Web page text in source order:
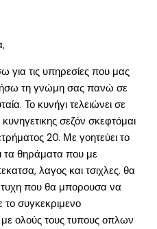
για τις υπηρεσίες που μας
τη γνώμη σας πανώ σε
Το κυνήγι τελειώνει σε
σεζόν σκεφτόμαι
20. Με γοητεύει το
τα θηράματα που με
λαγος και τσιχλες. θα
που θα μπορουσα να
συγκεκριμενο
ολούς τους τυπους οπλων